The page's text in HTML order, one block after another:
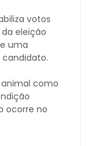
votos
eleição
uma
como
ocorre no